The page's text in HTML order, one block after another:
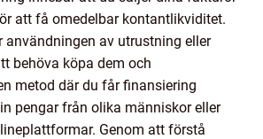
att få omedelbar kontantlikviditet.
användningen av utrustning eller
behöva köpa dem och
metod där du får finansiering
pengar från olika människor eller
Genom att förstå